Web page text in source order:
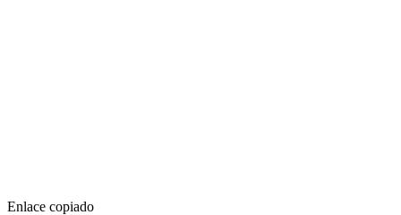
Enlace copiado